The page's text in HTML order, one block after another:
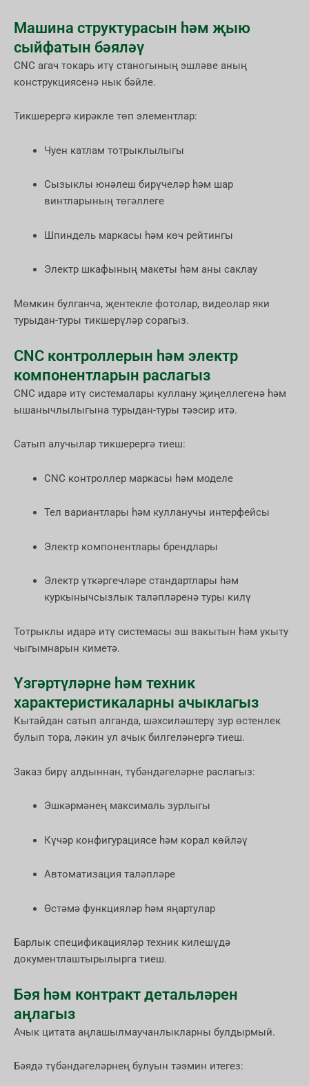
Машина структурасын һәм җыю
сыйфатын бәяләү
CNC агач токарь итү станогының эшләве аның
конструкциясенә нык бәйле.
Тикшерергә кирәкле төп элементлар:
Чуен катлам тотрыклылыгы
Сызыклы юнәлеш бирүчеләр һәм шар
винтларының төгәллеге
Шпиндель маркасы һәм көч рейтингы
Электр шкафының макеты һәм аны саклау
Мөмкин булганча, җентекле фотолар, видеолар яки
турыдан-туры тикшерүләр сорагыз.
CNC контроллерын һәм электр
компонентларын раслагыз
CNC идарә итү системалары куллану җиңеллегенә һәм
ышанычлылыгына турыдан-туры тәэсир итә.
Сатып алучылар тикшерергә тиеш:
CNC контроллер маркасы һәм моделе
Тел вариантлары һәм кулланучы интерфейсы
Электр компонентлары брендлары
Электр үткәргечләре стандартлары һәм
куркынычсызлык таләпләренә туры килү
Тотрыклы идарә итү системасы эш вакытын һәм укыту
чыгымнарын киметә.
Үзгәртүләрне һәм техник
характеристикаларны ачыклагыз
Кытайдан сатып алганда, шәхсиләштерү зур өстенлек
булып тора, ләкин ул ачык билгеләнергә тиеш.
Заказ бирү алдыннан, түбәндәгеләрне раслагыз:
Эшкәрмәнең максималь зурлыгы
Күчәр конфигурациясе һәм корал көйләү
Автоматизация таләпләре
Өстәмә функцияләр һәм яңартулар
Барлык спецификацияләр техник килешүдә
документлаштырылырга тиеш.
Бәя һәм контракт детальләрен
аңлагыз
Ачык цитата аңлашылмаучанлыкларны булдырмый.
Бәядә түбәндәгеләрнең булуын тәэмин итегез: